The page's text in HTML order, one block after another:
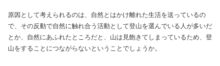
原因として考えられるのは、自然とはかけ離れた生活を送っているの
で、その反動で自然に触れ合う活動として登山を選んでいる人が多いだ
とか、自然にあふれたところだと、山は見飽きてしまっているため、登
山をすることにつながらないということでしょうか。